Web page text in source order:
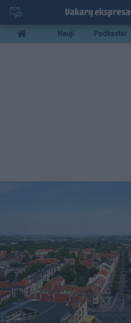
Pereiti
pagrindinį
turinį
Mobile
menu
Nauji Podkastai